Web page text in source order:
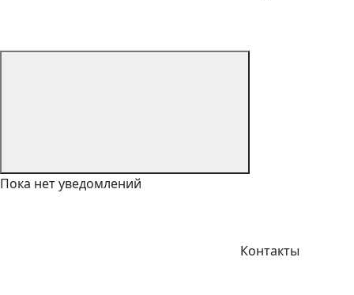
Пока нет уведомлений
Контакты